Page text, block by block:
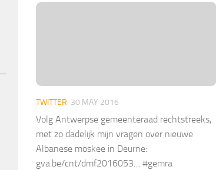
TWITTER 30 MAY 2016
Volg Antwerpse gemeenteraad rechtstreeks,
met zo dadelijk mijn vragen over nieuwe
Albanese moskee in Deurne:
gva.be/cnt/dmf2016053… #gemra